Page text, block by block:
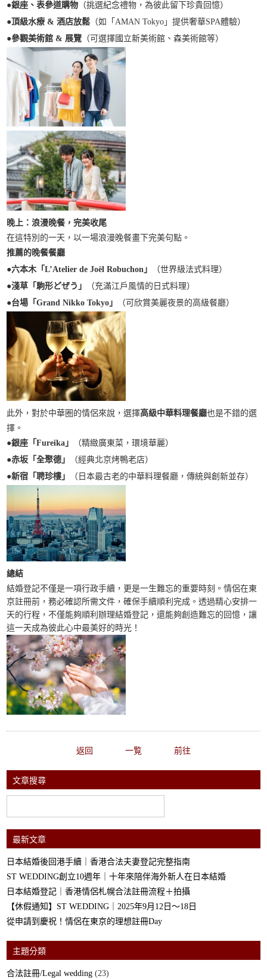
●銀座、表參道購物 （挑選紀念禮物，為彼此留下珍貴回憶）
●頂級水療 & 酒店放鬆 （如「AMAN Tokyo」提供奢華SPA體驗）
●參觀美術館 & 展覽 （可選擇國立新美術館、森美術館等）
晚上：浪漫晚餐，完美收尾
在這特別的一天，以一場浪漫晚餐畫下完美句點。
推薦的晚餐餐廳
●六本木「L’Atelier de Joël Robuchon」
（世界級法式料理）
●淺草「駒形どぜう」
（充滿江戶風情的日式料理）
●台場「Grand Nikko Tokyo」 （可欣賞美麗夜景的高級餐廳）
此外，對於中華圈的情侶來說，選擇高級中華料理餐廳也是不錯的選
擇。
●銀座「Fureika」
（精緻廣東菜，環境華麗）
●赤坂「全聚德」
（經典北京烤鴨老店）
●新宿「聘珍樓」 （日本最古老的中華料理餐廳，傳統與創新並存）
總結
結婚登記不僅是一項行政手續，更是一生難忘的重要時刻。情侶在東
京註冊前，務必確認所需文件，確保手續順利完成。透過精心安排一
天的行程，不僅能夠順利辦理結婚登記，還能夠創造難忘的回憶，讓
這一天成為彼此心中最美好的時光！
返回 一覧 前往
文章搜尋
最新文章
日本結婚後回港手續｜香港合法夫妻登記完整指南
ST WEDDING創立10週年｜十年來陪伴海外新人在日本結婚
日本結婚登記｜香港情侶札幌合法註冊流程＋拍攝
【休假通知】ST WEDDING｜2025年9月12日～18日
從申請到慶祝！情侶在東京的理想註冊Day
主題分類
合法註冊/Legal wedding (23)